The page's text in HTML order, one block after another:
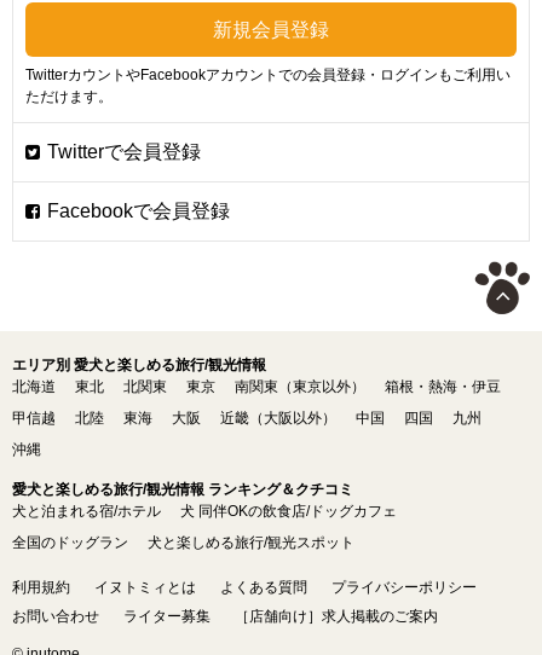
TwitterカウントやFacebookアカウントでの会員登録・ログインもご利用い
ただけます。
エリア別 愛犬と楽しめる旅行/観光情報
北海道
東北 北関東 東京 南関東（東京以外）
箱根・熱海・伊豆
甲信越
北陸 東海 大阪 近畿（大阪以外） 中国 四国
九州
沖縄
愛犬と楽しめる旅行/観光情報 ランキング＆クチコミ
犬と泊まれる宿/ホテル
犬 同伴OKの飲食店/ドッグカフェ
全国のドッグラン
犬と楽しめる旅行/観光スポット
利用規約 イヌトミィとは よくある質問
プライバシーポリシー
お問い合わせ
ライター募集 ［店舗向け］求人掲載のご案内